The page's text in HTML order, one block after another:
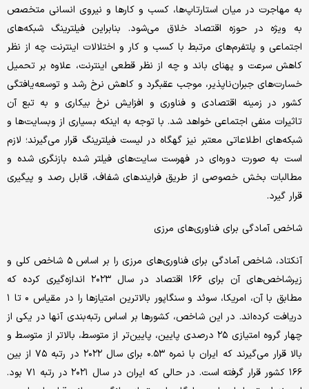
به مهاجرت در میان استارتاپ‌ها، کسب و کارها و نیروی انسانی متخصص
به ویژه در حوزه اقتصاد خلاق می‌شود. بنابراین فیلترینگ شبکه‌های
اجتماعی و پلتفرم‌های مرتبط با کسب و کار و اختلالات اینترنت چه از نظر
کاهش سرعت و پهنای باند و چه از نظر قطعی اینترنت، علاوه بر تحمیل
خسارت‌های جبران‌ناپذیر، موجب عقبگرد و کاهش نرخ رشد و توسعه‌یافتگی
کشور در زمینه اقتصادی و فناوری و افزایش نرخ بیکاری و به تبع آن
تاثیرات منفی اجتماعی خواهد شد. با توجه به اینکه بسیاری از وبسایت‌ها و
شبکه‌های اطلاعاتی معتبر نیز گهگاه در لیست فیلترینگ قرار می‌گیرند؛ ‌لازم
است به صورت دوره‌ای در فهرست سایت‌های فیلتر شده بازنگری شده و
مطالبات بخش خصوصی از طریق فرایندهای شفاف، قابل رصد و پیگیری
قرار گیرد.
شاخص آمادگی برای فناوری‌های مرزی
آنکتاد، شاخص آمادگی برای فناوری‌های مرزی را بر اساس ۵ شاخص کلی و
زیرشاخص‌های آن برای ۱۶۶ اقتصاد در سال ۲۰۲۳ اندازه‌گیری کرده که
مطابق با آن، ‌امریکا، سوئد و سنگاپور بالاترین امتیازها را در مقیاس ۰ تا ۱
دریافت کرده‌اند. در این شاخص، کشورها بر اساس رتبه‌بندی آنها در یکی از
چهار گروه امتیازی ۲۵ درصدی پایین، پایین‌تر از متوسط، ‌بالاتر از متوسط و
بالا قرار می‌گیرند که ایران با نمره ۰.۵۳ برای سال ۲۰۲۲ در رتبه ۷۵ از بین
۱۶۶ کشور قرار گرفته است. در حالی که ایران در سال ۲۰۲۱ در رتبه ۷۱ بود.